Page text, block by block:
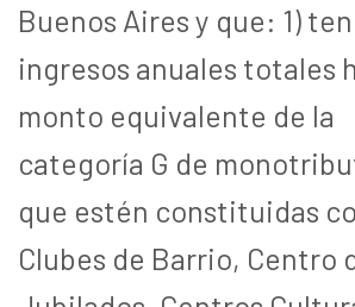
Buenos Aires y que: 1)
ingresos anuales totales
monto equivalente de la
categoría G de
que estén constituidas
Clubes de Barrio, Centro